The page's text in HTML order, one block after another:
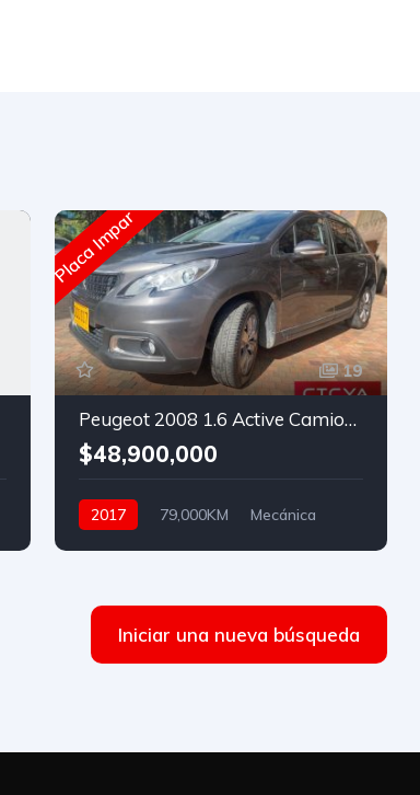
Placa Impar
19
Peugeot 2008 1.6 Active Camioneta
$48,900,000
2017 79,000KM
Mecánica
Iniciar una nueva búsqueda